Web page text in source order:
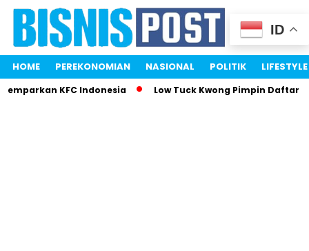
HOME PEREKONOMIAN NASIONAL POLITIK LIFESTYLE
KFC Indonesia Low Tuck Kwong Pimpin Daftar
ID